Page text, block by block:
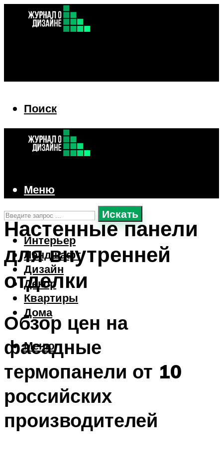
Поиск
Искать
Интерьер
Ландшафт
Дизайн
Декор
Квартиры
Дома
Меню
Меню
Настенные панели
для внутренней
отделки
Обзор цен на
фасадные
термопанели от 10
российских
производителей